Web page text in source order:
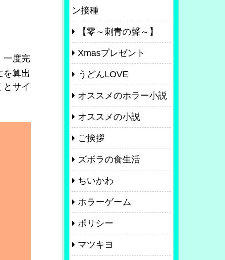
一度完
を算出
サイ
ン接種
【零～刺青の聲～】
Xmasプレゼント
うどんLOVE
オススメのホラー小説
オススメの小説
ご挨拶
ズボラの食生活
ちいかわ
ホラーゲーム
ポリシー
マツキヨ